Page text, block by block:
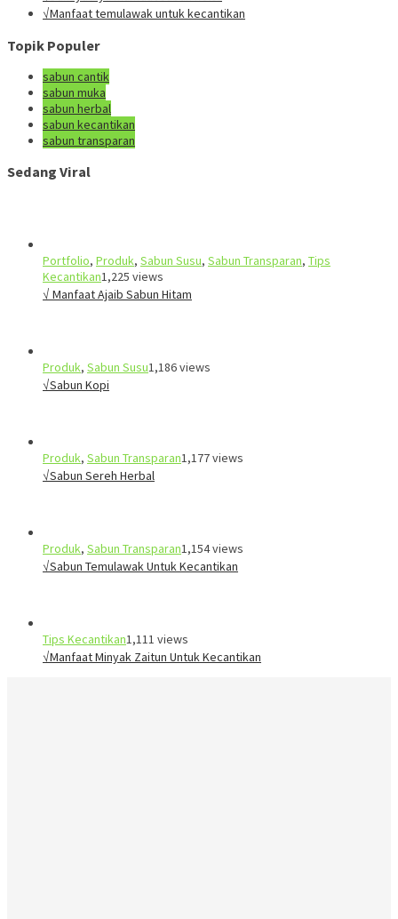
√Manfaat temulawak untuk kecantikan
Topik Populer
sabun cantik
sabun muka
sabun herbal
sabun kecantikan
sabun transparan
Sedang Viral
Portfolio, Produk, Sabun Susu, Sabun Transparan, Tips
Kecantikan1,225 views
√ Manfaat Ajaib Sabun Hitam
Produk, Sabun Susu1,186 views
√Sabun Kopi
Produk, Sabun Transparan1,177 views
√Sabun Sereh Herbal
Produk, Sabun Transparan1,154 views
√Sabun Temulawak Untuk Kecantikan
Tips Kecantikan1,111 views
√Manfaat Minyak Zaitun Untuk Kecantikan